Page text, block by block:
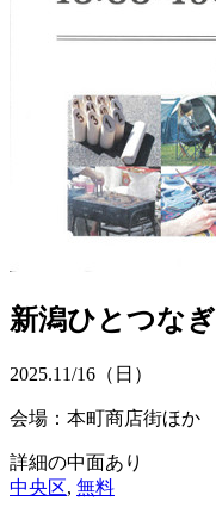
新潟ひとつなぎ
2025.11/16 （日）
会場：本町商店街ほか
詳細の中面あり
中央区, 無料